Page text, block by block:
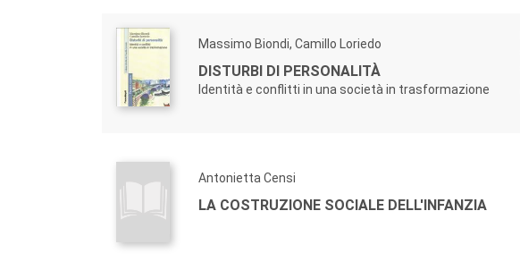
Massimo Biondi, Camillo Loriedo
DISTURBI DI PERSONALITÀ
Identità e conflitti in una società in trasformazione
Antonietta Censi
LA COSTRUZIONE SOCIALE DELL'INFANZIA